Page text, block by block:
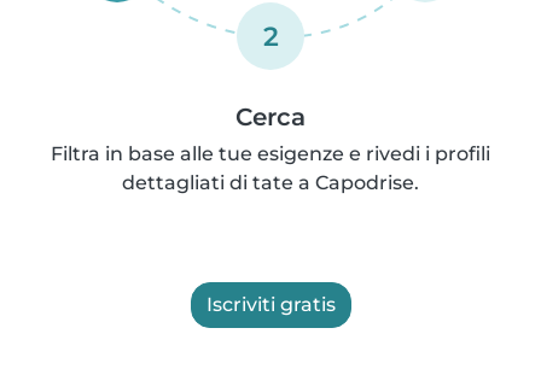
2
Cerca
Filtra in base alle tue esigenze e rivedi i profili
dettagliati di tate a Capodrise.
Iscriviti gratis